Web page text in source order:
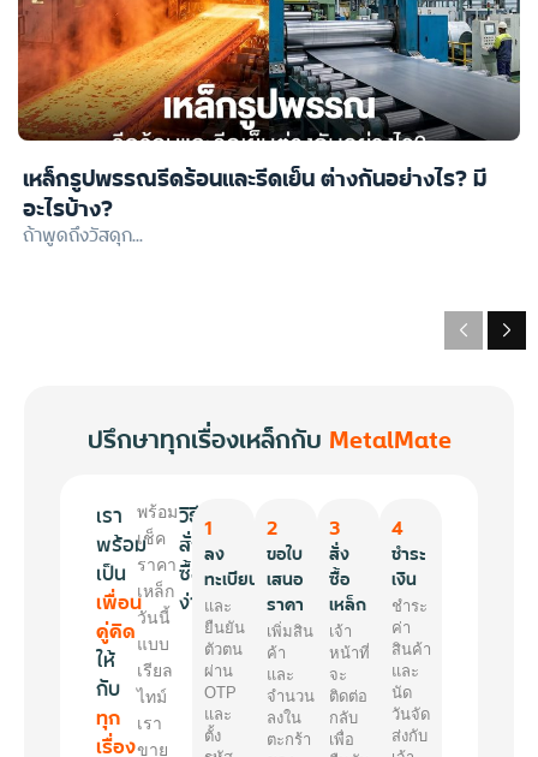
เหล็กรูปพรรณรีดร้อนและรีดเย็น ต่างกันอย่างไร? มี
อะไรบ้าง?
ถ้าพูดถึงวัสดุก...
ปรึกษาทุกเรื่องเหล็กกับ MetalMate
เรา
พร้อม
เป็น
เพื่อน
คู่คิด
ให้
กับ
ทุก
เรื่อง
พร้อม
เช็ค
ราคา
เหล็ก
วันนี้
แบบ
เรียล
ไทม์
เรา
ขาย
วิธี
สั่ง
ซื้อ
ง่ายๆ
1
ลง
ทะเบียน
และ
ยืนยัน
ตัวตน
ผ่าน
OTP
และ
ตั้ง
2
ขอใบ
เสนอ
ราคา
เพิ่มสิน
ค้า
และ
จำนวน
ลงใน
ตะกร้า
3
สั่ง
ซื้อ
เหล็ก
เจ้า
หน้าที่
จะ
ติดต่อ
กลับ
เพื่อ
4
ชำระ
เงิน
ชำระ
ค่า
สินค้า
และ
นัด
วันจัด
ส่งกับ